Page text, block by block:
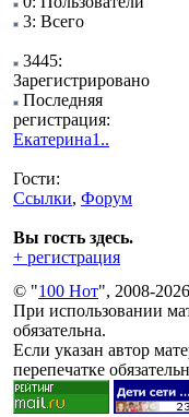
3: Всего
3445:
Зарегистрировано
Последняя
регистрация:
Екатерина1..
Гости:
Ссылки, Форум
Вы гость здесь.
+ регистрация
© "100 Нот", 2008-
При использовании
обязательна.
Если указан автор
перепечатке